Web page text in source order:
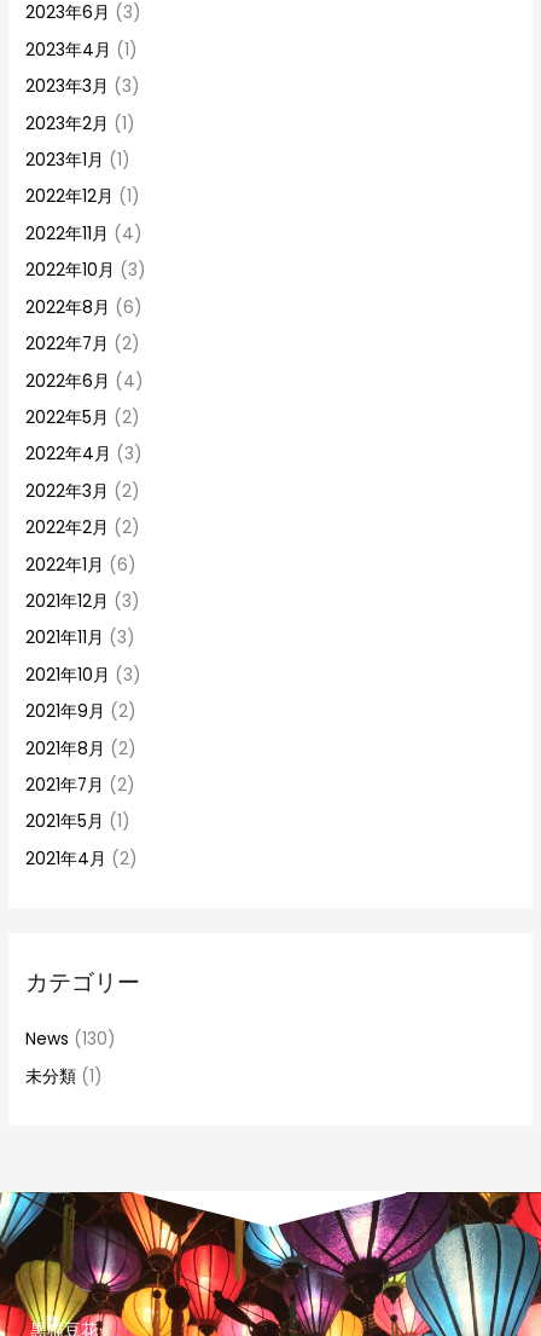
2023年6月 (3)
2023年4月 (1)
2023年3月 (3)
2023年2月 (1)
2023年1月 (1)
2022年12月 (1)
2022年11月 (4)
2022年10月 (3)
2022年8月 (6)
2022年7月 (2)
2022年6月 (4)
2022年5月 (2)
2022年4月 (3)
2022年3月 (2)
2022年2月 (2)
2022年1月 (6)
2021年12月 (3)
2021年11月 (3)
2021年10月 (3)
2021年9月 (2)
2021年8月 (2)
2021年7月 (2)
2021年5月 (1)
2021年4月 (2)
カテゴリー
News (130)
未分類 (1)
黒猫豆花